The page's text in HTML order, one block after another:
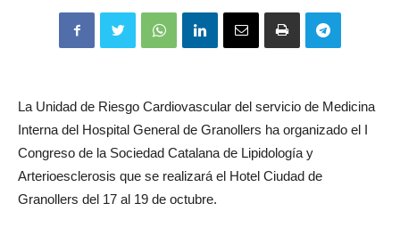
La Unidad de Riesgo Cardiovascular del servicio de Medicina
Interna del Hospital General de Granollers ha organizado el I
Congreso de la Sociedad Catalana de Lipidología y
Arterioesclerosis que se realizará el Hotel Ciudad de
Granollers del 17 al 19 de octubre.